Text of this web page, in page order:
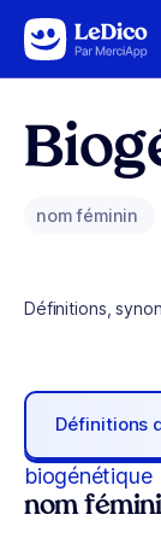
Aller au contenu
nom féminin
Définitions,
Définitions
biogénétique
nom